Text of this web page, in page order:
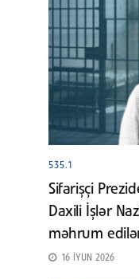
535.1
Sifarişçi
Daxili İşlər
məhrum
16 İYUN 2026